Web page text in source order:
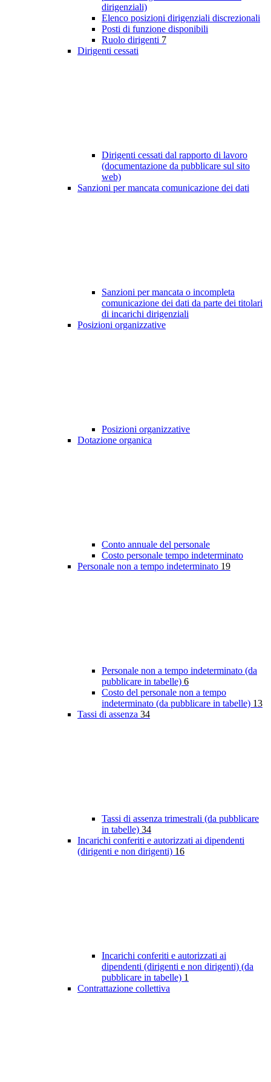
dirigenziali)
Elenco posizioni dirigenziali discrezionali
Posti di funzione disponibili
Ruolo dirigenti 7
Dirigenti cessati
Dirigenti cessati dal rapporto di lavoro
(documentazione da pubblicare sul sito
web)
Sanzioni per mancata comunicazione dei dati
Sanzioni per mancata o incompleta
comunicazione dei dati da parte dei titolari
di incarichi dirigenziali
Posizioni organizzative
Posizioni organizzative
Dotazione organica
Conto annuale del personale
Costo personale tempo indeterminato
Personale non a tempo indeterminato 19
Personale non a tempo indeterminato (da
pubblicare in tabelle) 6
Costo del personale non a tempo
indeterminato (da pubblicare in tabelle) 13
Tassi di assenza 34
Tassi di assenza trimestrali (da pubblicare
in tabelle) 34
Incarichi conferiti e autorizzati ai dipendenti
(dirigenti e non dirigenti) 16
Incarichi conferiti e autorizzati ai
dipendenti (dirigenti e non dirigenti) (da
pubblicare in tabelle) 1
Contrattazione collettiva